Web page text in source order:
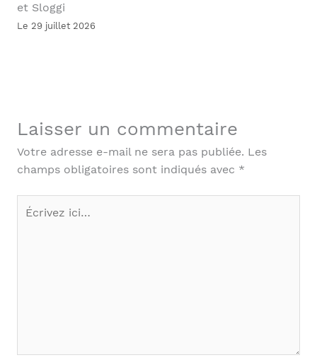
et Sloggi
Le 29 juillet 2026
Laisser un commentaire
Votre adresse e-mail ne sera pas publiée. Les
champs obligatoires sont indiqués avec *
Écrivez